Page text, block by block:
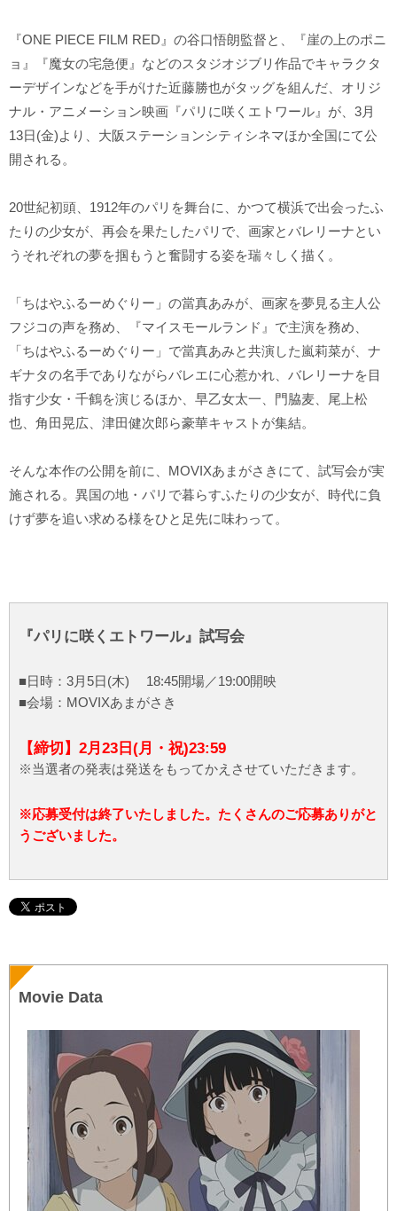
『ONE PIECE FILM RED』の谷口悟朗監督と、『崖の上のポニ
ョ』『魔女の宅急便』などのスタジオジブリ作品でキャラクタ
ーデザインなどを手がけた近藤勝也がタッグを組んだ、オリジ
ナル・アニメーション映画『パリに咲くエトワール』が、3月
13日(金)より、大阪ステーションシティシネマほか全国にて公
開される。
20世紀初頭、1912年のパリを舞台に、かつて横浜で出会ったふ
たりの少女が、再会を果たしたパリで、画家とバレリーナとい
うそれぞれの夢を掴もうと奮闘する姿を瑞々しく描く。
「ちはやふるーめぐりー」の當真あみが、画家を夢見る主人公
フジコの声を務め、『マイスモールランド』で主演を務め、
「ちはやふるーめぐりー」で當真あみと共演した嵐莉菜が、ナ
ギナタの名手でありながらバレエに心惹かれ、バレリーナを目
指す少女・千鶴を演じるほか、早乙女太一、門脇麦、尾上松
也、角田晃広、津田健次郎ら豪華キャストが集結。
そんな本作の公開を前に、MOVIXあまがさきにて、試写会が実
施される。異国の地・パリで暮らすふたりの少女が、時代に負
けず夢を追い求める様をひと足先に味わって。
『パリに咲くエトワール』試写会
■日時：3月5日(木) 18:45開場／19:00開映
■会場：MOVIXあまがさき
【締切】2月23日(月・祝)23:59
※当選者の発表は発送をもってかえさせていただきます。
※応募受付は終了いたしました。たくさんのご応募ありがと
うございました。
Movie Data